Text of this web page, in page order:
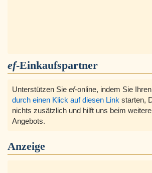
ef-Einkaufspartner
Unterstützen Sie ef-online, indem Sie
durch einen Klick auf diesen Link starten,
nichts zusätzlich und hilft uns beim
Angebots.
Anzeige